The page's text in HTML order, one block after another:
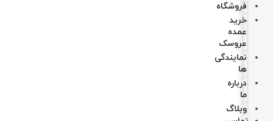
فروشگاه
خرید
عمده
عروسک
نمایندگی
ها
درباره
ما
وبلاگ